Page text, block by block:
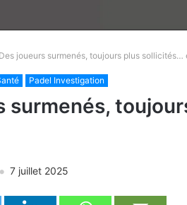
joueurs surmenés, toujours plus
Padel Investigation
surmenés,
7 juillet 2025